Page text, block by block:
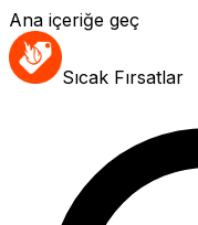
Ana içeriğe geç
Sıcak Fırsatlar